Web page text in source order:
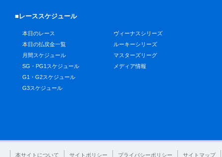
■レーススケジュール
本日のレース
本日の払戻金一覧
月間スケジュール
SG・PG1スケジュール
G1・G2スケジュール
G3スケジュール
ヴィーナスシリーズ
ルーキーシリーズ
マスターズリーグ
メディア情報
本サイトについて サイトポリシー プライバシーポリシー サイトマップ